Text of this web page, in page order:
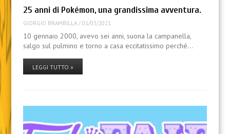
25 anni di Pokémon, una grandissima avventura.
GIORGIO BRAMBILLA/ 01/03/2021
10 gennaio 2000, avevo sei anni, suona la campanella,
salgo sul pulmino e torno a casa eccitatissimo perché…
LEGGI TUTTO »